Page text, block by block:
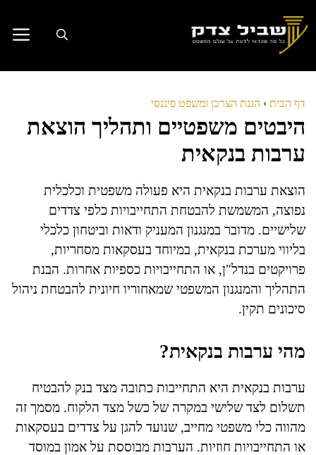
לתוכן
דף הבית › הגנת הצרכן ומשפט פיננסי
היבטים משפטיים ותהליך הוצאת
ערבות בנקאית
הוצאת ערבות בנקאית היא פעולה משפטית וכלכלית
נפוצה, המשמשת להבטחת התחייבויות כלפי צדדים
שלישיים. מדובר במנגנון המעניק ודאות וביטחון כלכלי
בליווי מערכת בנקאית, במיוחד בעסקאות מסחריות,
פרויקטים בנדל"ן, או התחייבויות כספיות אחרות. הבנת
התהליך והמנגנון המשפטי שמאחוריו חיונית להבטחת ניהול
סיכונים תקין.
מהי ערבות בנקאית?
ערבות בנקאית היא התחייבות כתובה מצד בנק להבטיח
תשלום לצד שלישי במקרה של כשל מצד הלקוח. מסמך זה
מהווה כלי משפטי מחייב, שנועד להגן על צדדים בעסקאות
או התחייבויות חוזיות. הערבות מבוססת על אמון במוסד